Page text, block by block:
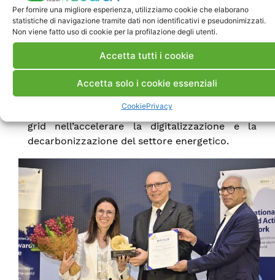
Per fornire una migliore esperienza, utilizziamo cookie che elaborano
statistiche di navigazione tramite dati non identificativi e pseudonimizzati.
Non viene fatto uso di cookie per la profilazione degli utenti.
Accetta tutti i cookie
Accetta solo i cookie essenziali
CookiePrivacy
“Artificial Intelligence for Smart Grid”. Durante
la cerimonia, organizzata da ISGAN il 21 luglio
con il supporto della Global Smart Energy
Federation (GSEF), Luciano Martini e Reji
Kumar Pillai hanno premiato quattro rilevanti
progetti nell’ambito dell’intelligenza artificiale
(AI) ed hanno evidenziato il ruolo
fondamentale delle tecnologie AI per le smart
grid nell’accelerare la digitalizzazione e la
decarbonizzazione del settore energetico.